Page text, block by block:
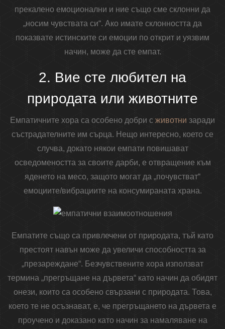
прекалено емоционални и ние също сме склонни да
„носим чувствата си“. Ако имате склонността да
показвате истинските си емоции по открит и уязвим
начин, може да сте емпат.
2. Вие сте любител на
природата или животните
Емпатичните хора са особено добри с животни заради
състрадателните им сърца. Нещо интересно, което се
случва, докато някои емпати повишават
осведомеността за своите дарби, е отвращение към
яденето на месо, защото могат да „почувстват“
емоциите/вибрациите на консумираната храна.
Емпатите също са привлечени от природата, тъй като
престоят навън може да увеличи способността за
„презареждане“. Безчувствените хора използват
термина „прегръщане на дървета“ като начин да обидят
онези, които са особено свързани с природата. Това,
което те не осъзнават, е, че прегръщането на дървета е
проучено и доказано като начин за намаляване на